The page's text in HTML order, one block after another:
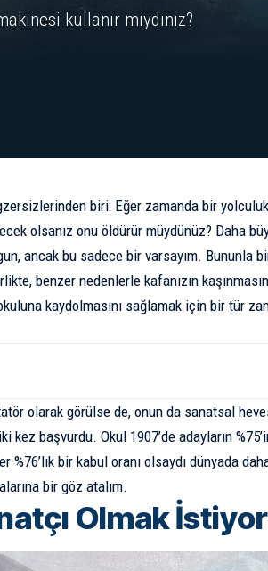
kullanır mıydınız?
biri: Eğer zamanda bir
olsanız onu öldürür müydünüz? Daha
ancak bu sadece bir varsayım. Bununla
benzer nedenlerle kafanızın
kaydolmasını sağlamak için bir tür
olarak görülse de, onun da sanatsal
kez başvurdu. Okul 1907’de adayların
%76’lık bir kabul oranı olsaydı dünyada
bir göz atalım.
Olmak